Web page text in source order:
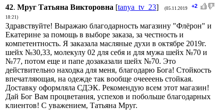
+2
42. Мруг Татьяна Викторовна [tanya_tv_23]
(05.11.2019
18:21)
Здравствуйте! Выражаю благодарность магазину "Флёрон" и
Екатерине за помощь в выборе заказа, за честность и
компетентность. Я заказала масляные духи в октябре 2019г.
шейх №30,33, молекулу 02 для себя и для мужа шейх №70 и
№77, потом еще и папе дозаказали шейх №70. Это
действительно находка для меня, благодарю Бога! Стойкость
впечатляющая, на одежде так вообще очеееень стойкая.
Доставку оформляла СДЭК. Рекомендую всем этот магазин!
Дай Бог Вам процветания, успехов и побольше благодарных
клиентов! С уважением, Татьяна Мруг.